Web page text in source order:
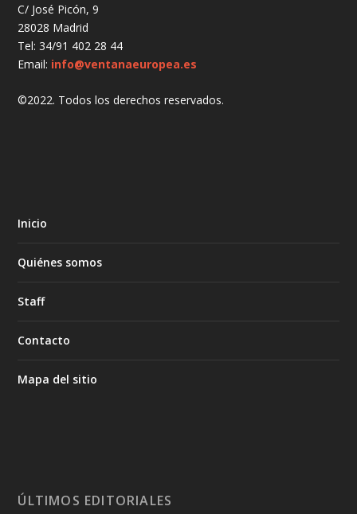
C/ José Picón, 9
28028 Madrid
Tel: 34/91 402 28 44
Email: info@ventanaeuropea.es
©2022. Todos los derechos reservados.
Inicio
Quiénes somos
Staff
Contacto
Mapa del sitio
ÚLTIMOS EDITORIALES